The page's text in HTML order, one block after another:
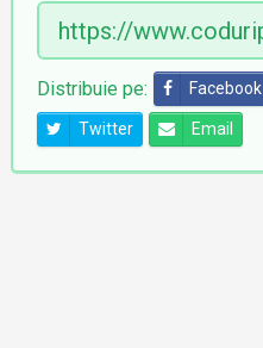
Distribuie pe: Facebook
Twitter Email